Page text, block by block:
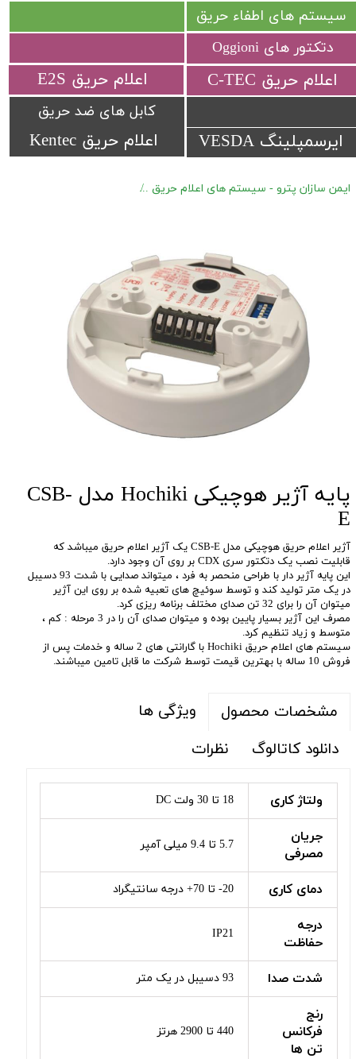
اعلام حریق Kentec
​اعلام حریق C-TEC​​​​​​​ ​اعلام حریق E2S
ایرسمپلینگ VESDA
سیستم های اطفاء حریق
کابل های ضد حریق
دتکتور های Oggioni
ایمن سازان پترو - سیستم های اعلام حریق
پایه آژیر هوچیکی Hochiki مدل CSB-
E
آژیر اعلام حریق هوچیکی مدل CSB-E یک آژیر اعلام حریق میباشد که
قابلیت نصب یک دتکتور سری CDX بر روی آن وجود دارد.
این پایه آژیر دار با طراحی منحصر به فرد ، میتواند صدایی با شدت 93 دسیبل
در یک متر تولید کند و توسط سوئیچ های تعبیه شده بر روی این آژیر
میتوان آن را برای 32 تن صدای مختلف برنامه ریزی کرد.
مصرف این آژیر بسیار پایین بوده و میتوان صدای آن را در 3 مرحله : کم ،
متوسط و زیاد تنظیم کرد.
سیستم های اعلام حریق Hochiki با گارانتی های 2 ساله و خدمات پس از
فروش 10 ساله با بهترین قیمت توسط شرکت ما قابل تامین میباشند.
مشخصات محصول
ویژگی ها
دانلود کاتالوگ
نظرات
ولتاژ کاری 18 تا 30 ولت DC
جریان
مصرفی
5.7 تا 9.4 میلی آمپر
دمای کاری 20- تا 70+ درجه سانتیگراد
درجه
حفاظت
IP21
شدت صدا 93 دسیبل در یک متر
رنج
فرکانس
تن ها
440 تا 2900 هرتز